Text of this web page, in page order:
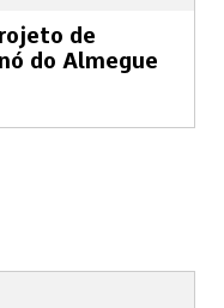
de
do Almegue